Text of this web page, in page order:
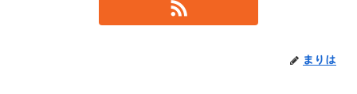
まりは